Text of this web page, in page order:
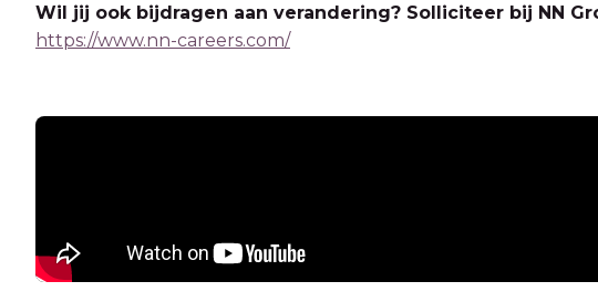
Wil jij ook bijdragen aan verandering? Solliciteer bij NN
https://www.nn-careers.com/